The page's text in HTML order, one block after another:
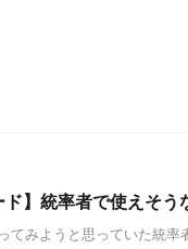
ド】統率者で使えそ
てみようと思っていた統